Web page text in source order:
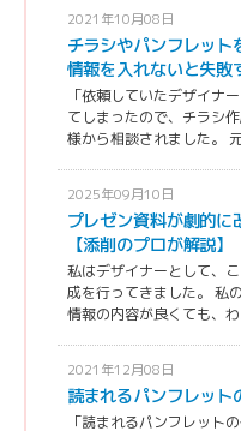
2021年10月08日
チラシやパンフレット
情報を入れないと失敗
「依頼していたデザイナ
てしまったので、チラシ
様から相談されました。
2025年09月10日
プレゼン資料が劇的
【添削のプロが解説】
私はデザイナーとして、
成を行ってきました。 私
情報の内容が良くても、
2021年12月08日
読まれるパンフレッ
「読まれるパンフレット